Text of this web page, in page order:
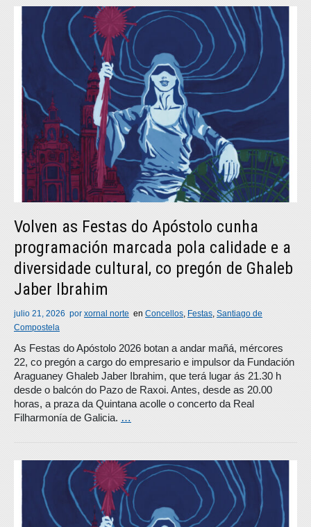
Volven as Festas do Apóstolo cunha
programación marcada pola calidade e a
diversidade cultural, co pregón de Ghaleb
Jaber Ibrahim
julio 21, 2026 por xornal norte en Concellos, Festas, Santiago de
Compostela
As Festas do Apóstolo 2026 botan a andar mañá, mércores
22, co pregón a cargo do empresario e impulsor da Fundación
Araguaney Ghaleb Jaber Ibrahim, que terá lugar ás 21.30 h
desde o balcón do Pazo de Raxoi. Antes, desde as 20.00
horas, a praza da Quintana acolle o concerto da Real
Filharmonía de Galicia. …